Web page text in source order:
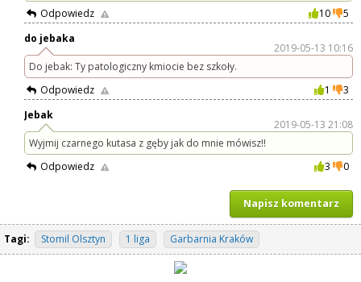
Odpowiedz 10
5
do jebaka
2019-05-13 10:16
Do jebak: Ty patologiczny kmiocie bez szkoły.
Odpowiedz
1
3
Jebak
2019-05-13 21:08
Wyjmij czarnego kutasa z gęby jak do mnie mówisz!!
Odpowiedz
3 0
Napisz komentarz
Tagi: Stomil Olsztyn 1 liga Garbarnia Kraków